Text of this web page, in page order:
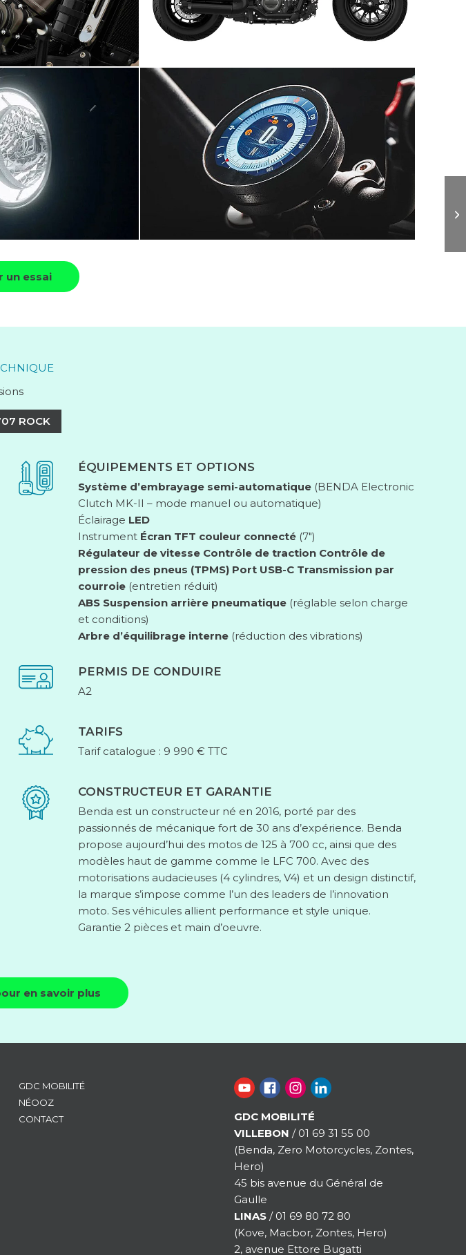
un essai
ROCK
ÉQUIPEMENTS ET OPTIONS
Système d’embrayage semi-automatique (BENDA Electronic
Clutch MK-II – mode manuel ou automatique)
Éclairage LED
Instrument Écran TFT couleur connecté (7″)
Régulateur de vitesse Contrôle de traction Contrôle de
pression des pneus (TPMS) Port USB-C Transmission par
courroie (entretien réduit)
ABS Suspension arrière pneumatique (réglable selon charge
et conditions)
Arbre d’équilibrage interne (réduction des vibrations)
PERMIS DE CONDUIRE
A2
TARIFS
Tarif catalogue : 9 990 € TTC
CONSTRUCTEUR ET GARANTIE
Benda est un constructeur né en 2016, porté par des
passionnés de mécanique fort de 30 ans d’expérience. Benda
propose aujourd’hui des motos de 125 à 700 cc, ainsi que des
modèles haut de gamme comme le LFC 700. Avec des
motorisations audacieuses (4 cylindres, V4) et un design distinctif,
la marque s’impose comme l’un des leaders de l’innovation
moto. Ses véhicules allient performance et style unique.
Garantie 2 pièces et main d’oeuvre.
en savoir plus
GDC MOBILITÉ
NÉOOZ
CONTACT
GDC MOBILITÉ
VILLEBON / 01 69 31 55 00
(Benda, Zero Motorcycles, Zontes,
Hero)
45 bis avenue du Général de
Gaulle
LINAS / 01 69 80 72 80
(Kove, Macbor, Zontes, Hero)
2, avenue Ettore Bugatti